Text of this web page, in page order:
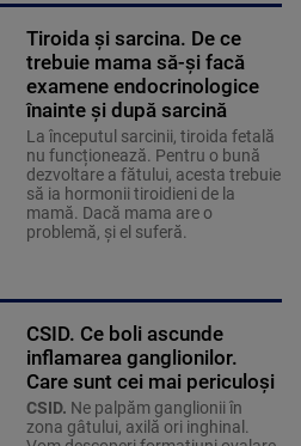
Tiroida și sarcina. De ce
trebuie mama să-și facă
examene endocrinologice
înainte și după sarcină
La începutul sarcinii, tiroida fetală
nu funcționează. Pentru o bună
dezvoltare a fătului, acesta trebuie
să ia hormonii tiroidieni de la
mamă. Dacă mama are o
problemă, și el suferă.
CSID. Ce boli ascunde
inflamarea ganglionilor.
Care sunt cei mai periculoși
CSID. Ne palpăm ganglionii în
zona gâtului, axilă ori inghinal.